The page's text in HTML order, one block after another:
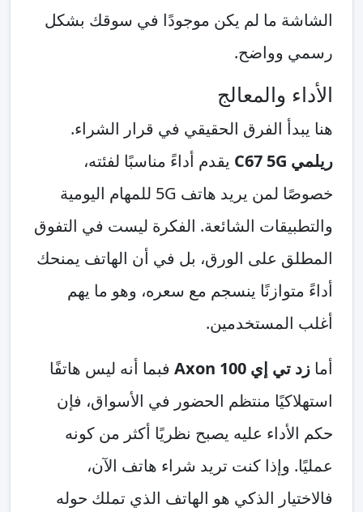
الشاشة ما لم يكن موجودًا في سوقك بشكل
رسمي وواضح.
الأداء والمعالج
هنا يبدأ الفرق الحقيقي في قرار الشراء.
ريلمي C67 5G
يقدم أداءً مناسبًا لفئته،
خصوصًا لمن يريد هاتف 5G للمهام اليومية
والتطبيقات الشائعة. الفكرة ليست في التفوق
المطلق على الورق، بل في أن الهاتف يمنحك
أداءً متوازنًا ينسجم مع سعره، وهو ما يهم
أغلب المستخدمين.
أما زد تي إي Axon 100
فبما أنه ليس هاتفًا
استهلاكيًا منتظم الحضور في الأسواق، فإن
حكم الأداء عليه يصبح نظريًا أكثر من كونه
عمليًا. وإذا كنت تريد شراء هاتف الآن،
فالاختيار الذكي هو الهاتف الذي تملك حوله